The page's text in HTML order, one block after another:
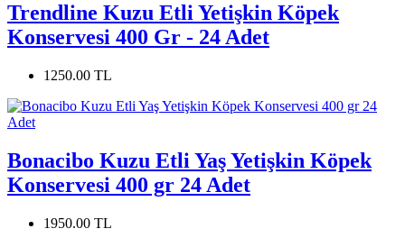
Trendline Kuzu Etli Yetişkin Köpek
Konservesi 400 Gr - 24 Adet
1250.00 TL
Bonacibo Kuzu Etli Yaş Yetişkin Köpek
Konservesi 400 gr 24 Adet
1950.00 TL